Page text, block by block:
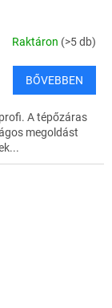
Raktáron (>5 db)
BŐVEBBEN
A tépőzáras
megoldást